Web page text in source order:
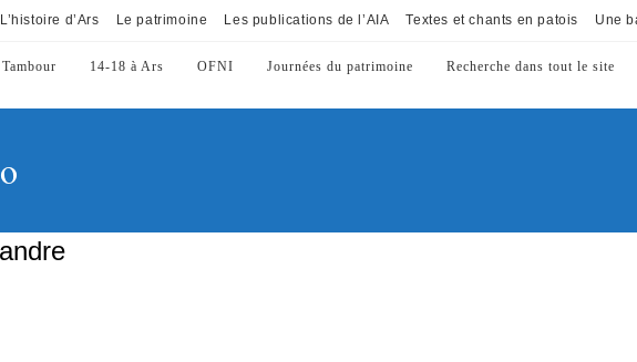
L’histoire d’Ars Le patrimoine Les publications de l’AIA Textes et chants en patois Une
14-18 à Ars OFNI Journées du patrimoine Recherche dans tout le site